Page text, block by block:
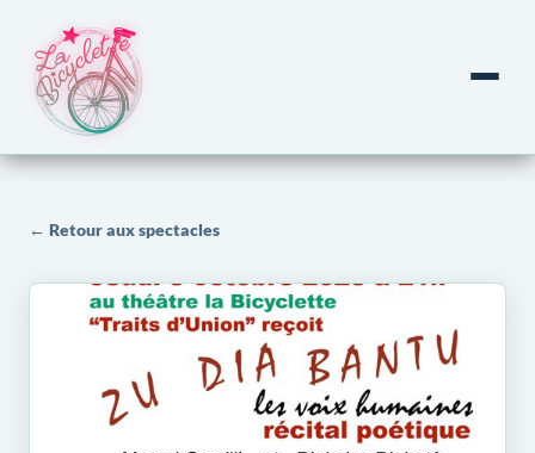
← Retour aux spectacles